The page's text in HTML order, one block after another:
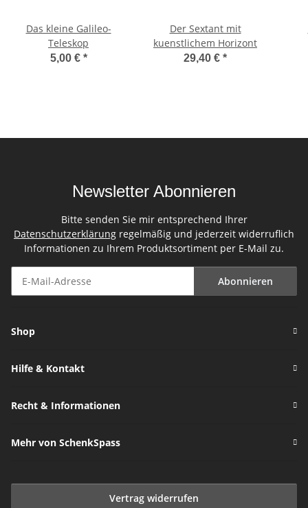
Das kleine Galileo-
Teleskop
5,00 € *
Der Sextant mit
kuenstlichem Horizont
29,40 € *
Newsletter Abonnieren
Bitte senden Sie mir entsprechend Ihrer
Datenschutzerklärung regelmäßig und jederzeit widerruflich
Informationen zu Ihrem Produktsortiment per E-Mail zu.
Abonnieren
Shop
Hilfe & Kontakt
Recht & Informationen
Mehr von SchenkSpass
Vertrag widerrufen